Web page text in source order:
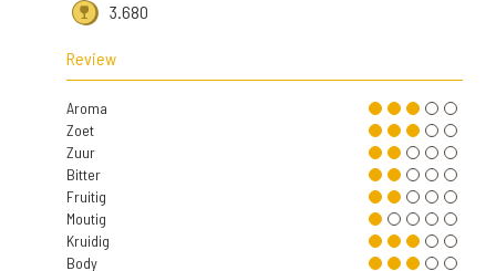
3.680
Review
Aroma
Zoet
Zuur
Bitter
Fruitig
Moutig
Kruidig
Body